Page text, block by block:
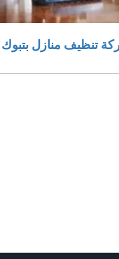
تنظيف منازل بتبوك